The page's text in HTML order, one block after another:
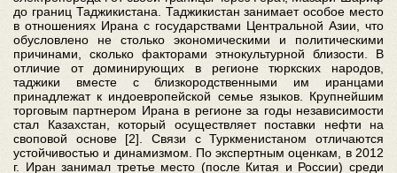
до границ Таджикистана. Таджикистан занимает особое место
в отношениях Ирана с государствами Центральной Азии, что
обусловлено не столько экономическими и политическими
причинами, сколько факторами этнокультурной близости. В
отличие от доминирующих в регионе тюркских народов,
таджики вместе с близкородственными им иранцами
принадлежат к индоевропейской семье языков. Крупнейшим
торговым партнером Ирана в регионе за годы независимости
стал Казахстан, который осуществляет поставки нефти на
своповой основе [2]. Связи с Туркменистаном отличаются
устойчивостью и динамизмом. По экспертным оценкам, в 2012
г. Иран занимал третье место (после Китая и России) среди